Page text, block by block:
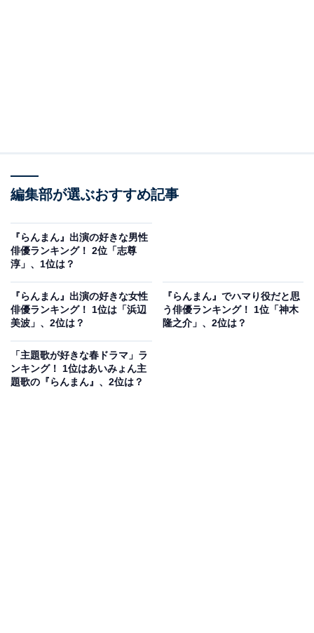
2位には、「志尊淳」さんが演じている「竹雄」がラン
クインしました。物語の序盤では主人公・万太郎の生家
太郎のお目付け役となり、常に行動を共にします。
として時には兄のように、また親友として重要な役目を
果たし続けました。
編集部が選ぶおすすめ記事
『らんまん』出演の好きな男性
俳優ランキング！ 2位「志尊
淳」、1位は？
『らんまん』出演の好きな女性
俳優ランキング！ 1位は「浜辺
美波」、2位は？
『らんまん』でハマり役だと思
う俳優ランキング！ 1位「神木
隆之介」、2位は？
「主題歌が好きな春ドラマ」ラ
ンキング！ 1位はあいみょん主
題歌の『らんまん』、2位は？